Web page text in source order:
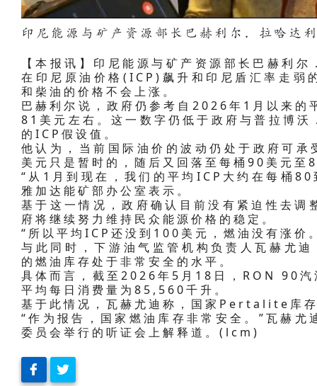
印尼能源与矿产资源部长巴赫利尔．拉哈达
【本报讯】印尼能源与矿产资源部长巴赫
在印尼原油价格(ICP)飙升和印尼盾汇率走
和柴油的价格不会上涨。
巴赫利尔说，政府仍参考自2026年1月以来
81美元左右。这一数字仍低于政府与普拉博
的ICP假设值。
他认为，当前国际油价的波动仍处于政府可
美元只是暂时的，随后又回落至每桶90美元至
“从1月到现在，我们的平均ICP大约在每桶
雅加达能矿部办公室表示。
基于这一情况，政府确认目前没有紧迫性去
府将继续努力维持民众能源价格的稳定。
“所以平均ICP还没到100美元，燃油没有涨价
与此同时，下游油气监管机构负责人瓦赫
的燃油库存处于非常安全的水平。
具体而言，截至2026年5月18日，RON 90
平均每日消费量为85,560千升。
基于此情况，瓦赫尤迪称，国家Pertalite库
“作为报告，国家燃油库存非常安全。”瓦赫
委员会举行的听证会上解释道。(lcm)